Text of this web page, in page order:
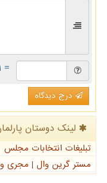
= ۱ بعلاوه ۲
درج دیدگاه
لینک دوستان
تبلیغات انتخابات مجلس
مستر گرین وال | مجری و